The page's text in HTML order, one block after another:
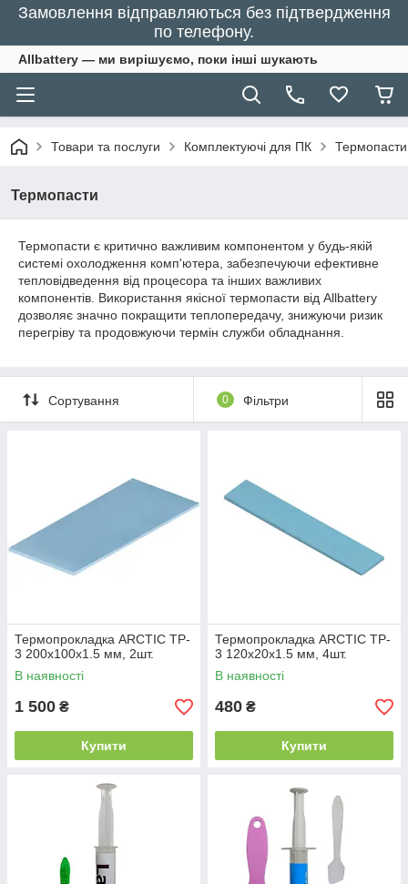
Замовлення відправляються без підтвердження
по телефону.
Allbattery — ми вирішуємо, поки інші шукають
Товари та послуги Комплектуючі для ПК Термопасти
Термопасти
Термопасти є критично важливим компонентом у будь-якій
системі охолодження комп'ютера, забезпечуючи ефективне
тепловідведення від процесора та інших важливих
компонентів. Використання якісної термопасти від Allbattery
дозволяє значно покращити теплопередачу, знижуючи ризик
перегріву та продовжуючи термін служби обладнання.
Сортування 0 Фільтри
Термопрокладка ARCTIC TP-
3 200x100x1.5 мм, 2шт.
В наявності
1 500 ₴
Купити
Термопрокладка ARCTIC TP-
3 120x20x1.5 мм, 4шт.
В наявності
480 ₴
Купити